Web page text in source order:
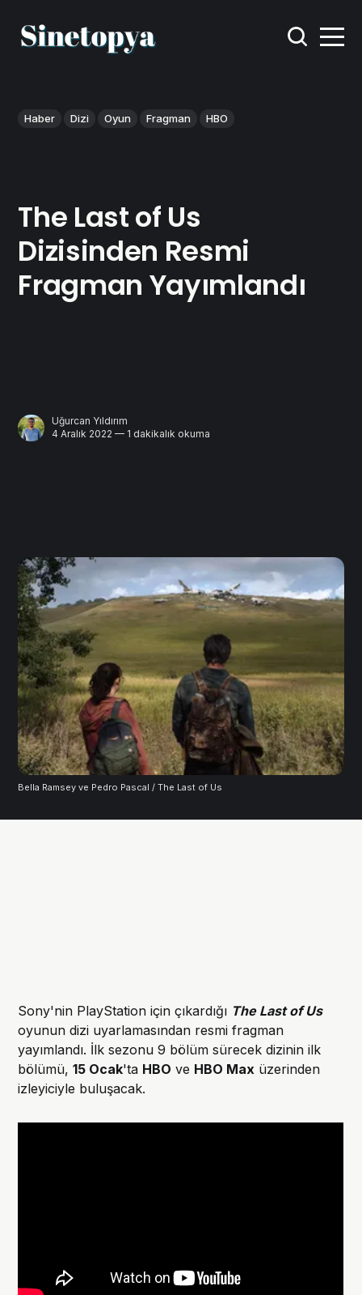
Haber Dizi Oyun Fragman HBO
The Last of Us
Dizisinden Resmi
Fragman Yayımlandı
Uğurcan Yıldırım
4 Aralık 2022 — 1 dakikalık okuma
Bella Ramsey ve Pedro Pascal / The Last of Us
Sony'nin PlayStation için çıkardığı The Last of Us
oyunun dizi uyarlamasından resmi fragman
yayımlandı. İlk sezonu 9 bölüm sürecek dizinin ilk
bölümü,15 Ocak'ta HBO ve HBO Max üzerinden
izleyiciyle buluşacak.